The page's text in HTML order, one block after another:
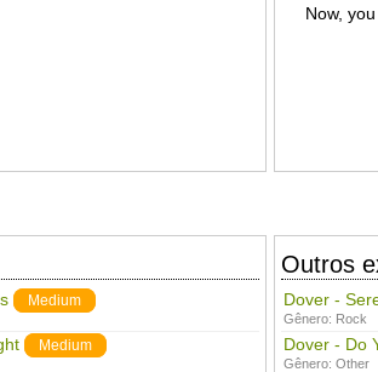
Now,
Medium
Medium
Outros
Dover -
Gênero: Rock
Dover - Do
Gênero: Other